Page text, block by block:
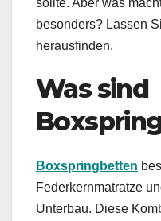
sollte. Aber was
besonders? Lassen
herausfinden.
Was sind
Boxspringbetten
Federkernmatratze
Unterbau. Diese